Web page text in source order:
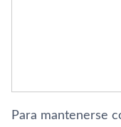
Para mantenerse